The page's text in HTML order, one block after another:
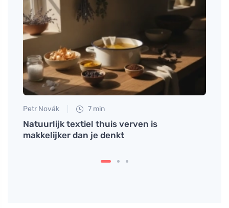
Petr Novák 7 min
Natuurlijk textiel thuis verven is
makkelijker dan je denkt